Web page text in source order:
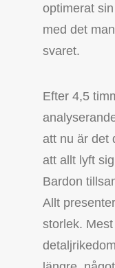
optimerat
med det
svaret.
Efter 4,5
att nu är det
att allt lyft
Bardon
Allt
storlek.